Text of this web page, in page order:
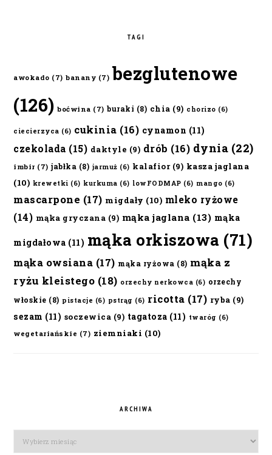
TAGI
awokado (7) banany (7) bezglutenowe
(126) boćwina (7) buraki (8) chia (9) chorizo (6)
ciecierzyca (6) cukinia (16) cynamon (11)
czekolada (15) daktyle (9) drób (16) dynia (22)
imbir (7) jabłka (8) jarmuż (6) kalafior(9) kasza jaglana
(10) krewetki (6) kurkuma (6) lowFODMAP (6) mango (6)
mascarpone (17) migdały (10) mleko ryżowe
(14) mąka gryczana (9) mąka jaglana (13) mąka
migdałowa (11) mąka orkiszowa (71)
mąka owsiana (17) mąka ryżowa (8) mąka z
ryżu kleistego (18) orzechy nerkowca (6) orzechy
włoskie (8) pistacje (6) pstrąg (6) ricotta (17) ryba (9)
sezam (11) soczewica (9) tagatoza (11) twaróg (6)
wegetariańskie (7) ziemniaki (10)
ARCHIWA
Archiwa